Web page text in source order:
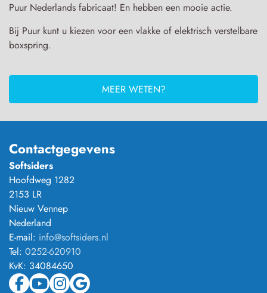
Puur Nederlands fabricaat! En hebben een mooie actie.
Bij Puur kunt u kiezen voor een vlakke of elektrisch verstelbare
boxspring.
MEER WETEN?
Contactgegevens
Softsiders
Hoofdweg 1282
2153 LR
Nieuw Vennep
Nederland
E-mail: info@softsiders.nl
Tel: 0252-620910
KvK: 34084650